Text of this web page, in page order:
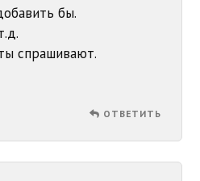
бы.
спрашивают.
ОТВЕТИТЬ